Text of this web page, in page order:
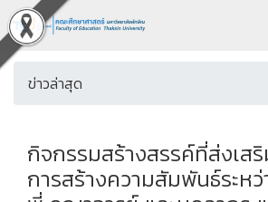
ข่าวล่าสุด
กิจกรรมสร้างสรรค์ที่ส่งเสริ
การสร้างความสัมพันธ์ระห